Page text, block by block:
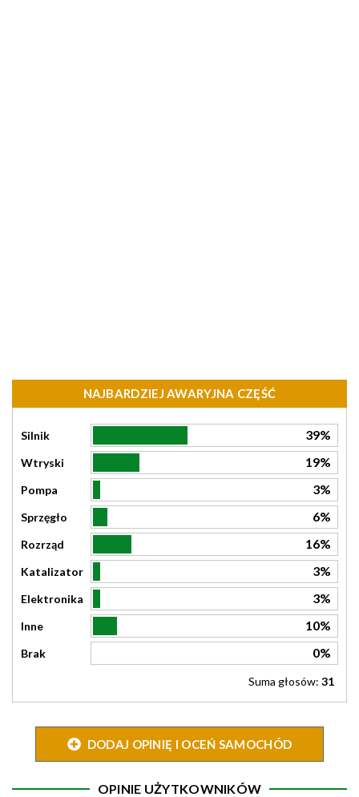
NAJBARDZIEJ AWARYJNA CZĘŚĆ
Silnik 39%
Wtryski 19%
Pompa 3%
Sprzęgło 6%
Rozrząd 16%
Katalizator 3%
Elektronika 3%
Inne 10%
Brak 0%
Suma głosów: 31
DODAJ OPINIĘ I OCEŃ SAMOCHÓD
OPINIE UŻYTKOWNIKÓW